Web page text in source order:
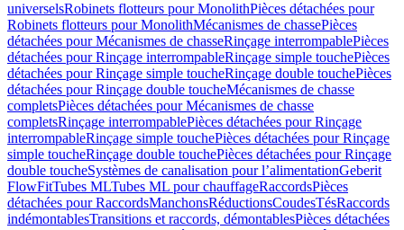
universelsRobinets flotteurs pour MonolithPièces détachées pour
Robinets flotteurs pour MonolithMécanismes de chassePièces
détachées pour Mécanismes de chasseRinçage interrompablePièces
détachées pour Rinçage interrompableRinçage simple touchePièces
détachées pour Rinçage simple toucheRinçage double touchePièces
détachées pour Rinçage double toucheMécanismes de chasse
completsPièces détachées pour Mécanismes de chasse
completsRinçage interrompablePièces détachées pour Rinçage
interrompableRinçage simple touchePièces détachées pour Rinçage
simple toucheRinçage double touchePièces détachées pour Rinçage
double toucheSystèmes de canalisation pour l’alimentationGeberit
FlowFitTubes MLTubes ML pour chauffageRaccordsPièces
détachées pour RaccordsManchonsRéductionsCoudesTésRaccords
indémontablesTransitions et raccords, démontablesPièces détachées